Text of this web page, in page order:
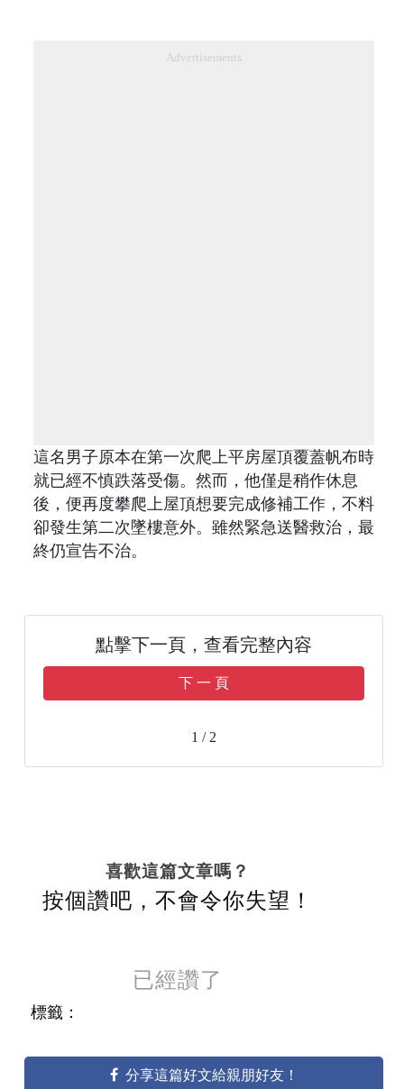
Advertisements
這名男子原本在第一次爬上平房屋頂覆蓋帆布時
就已經不慎跌落受傷。然而，他僅是稍作休息
後，便再度攀爬上屋頂想要完成修補工作，不料
卻發生第二次墜樓意外。雖然緊急送醫救治，最
終仍宣告不治。
點擊下一頁，查看完整內容
下 一 頁
1 / 2
喜歡這篇文章嗎？
按個讚吧，不會令你失望！
已經讚了
標籤：
分享這篇好文給親朋好友！